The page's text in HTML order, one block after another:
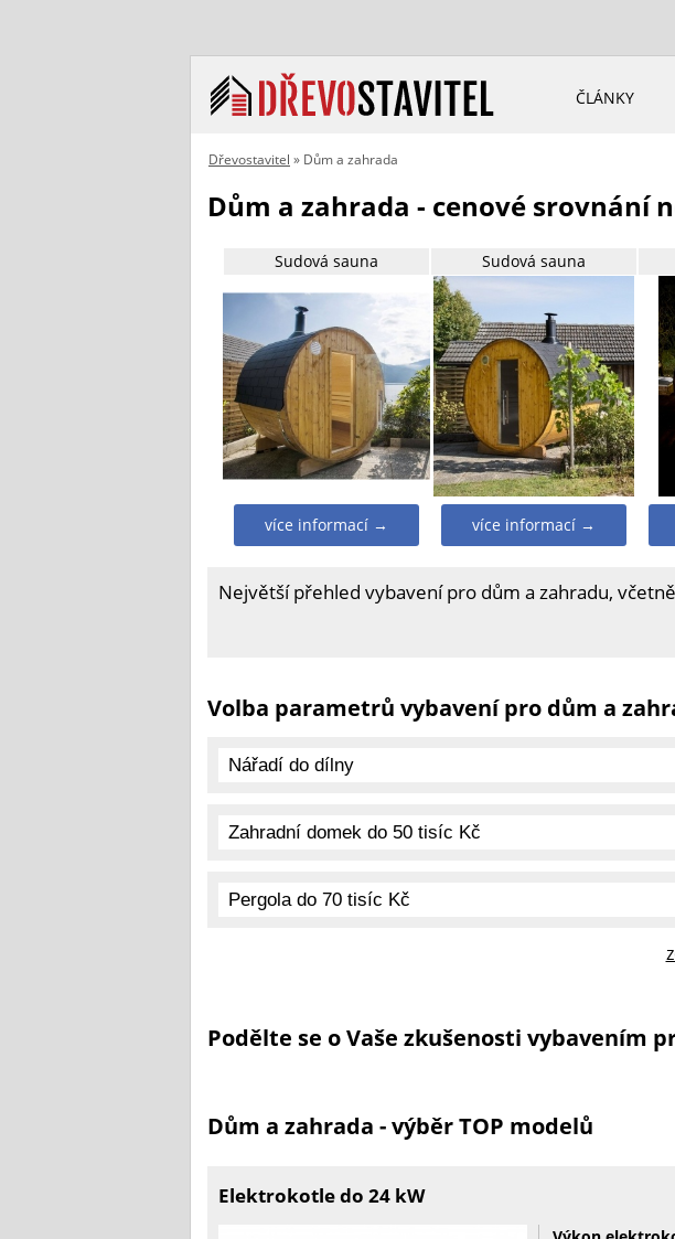
ČLÁNKY
Dřevostavitel » Dům a zahrada
Dům a zahrada - cenové srovnání
Sudová sauna
více informací →
Sudová sauna
více informací →
Největší přehled vybavení pro dům a zahradu,
Volba parametrů vybavení pro dům a
Podělte se o Vaše zkušenosti vybavením
Dům a zahrada - výběr TOP modelů
Elektrokotle do 24 kW